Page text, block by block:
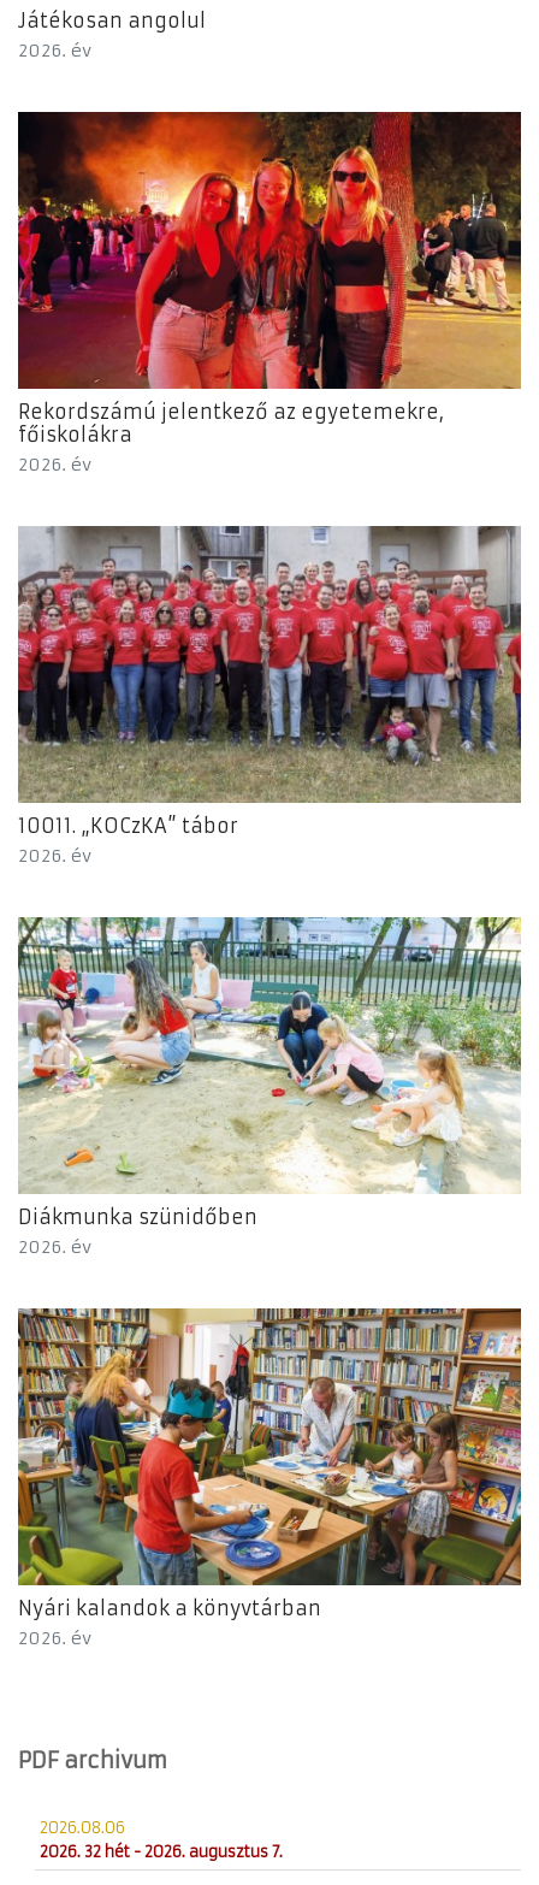
Játékosan angolul
2026. év
Rekordszámú jelentkező az egyetemekre,
főiskolákra
2026. év
10011. „KOCzKA” tábor
2026. év
Diákmunka szünidőben
2026. év
Nyári kalandok a könyvtárban
2026. év
PDF archivum
2026.08.06
2026. 32 hét - 2026. augusztus 7.